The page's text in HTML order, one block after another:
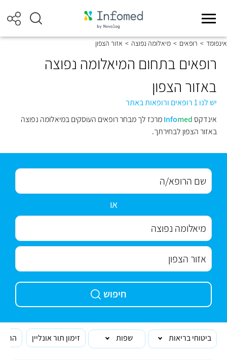
אינפומד > רופאים > מיאלומה נפוצה > אזור הצפון
רופאים בתחום המיאלומה נפוצה
באזור הצפון
יש לנו 1 רופאים ורופאות באתר
אינדקס
Infomed
מרכז לך מבחר רופאים העוסקים במיאלומה נפוצה
באזור הצפון לבחירתך.
או
חיפוש
ביטוחי בריאות שפות זימון תור אונליין